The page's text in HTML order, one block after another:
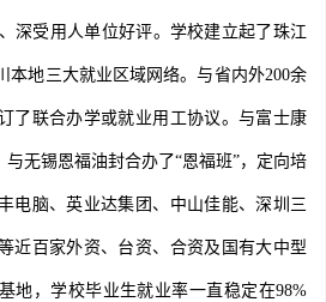
受用人单位好评。学校建立起了珠江
本地三大就业区域网络。与省内外200余
了联合办学或就业用工协议。与富士康
与无锡恩福油封合办了“恩福班”，定向培
电脑、英业达集团、中山佳能、深圳三
近百家外资、台资、合资及国有大中型
地，学校毕业生就业率一直稳定在98%